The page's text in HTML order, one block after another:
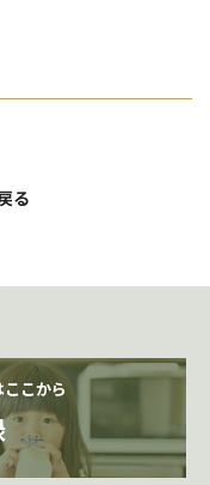
る
こから